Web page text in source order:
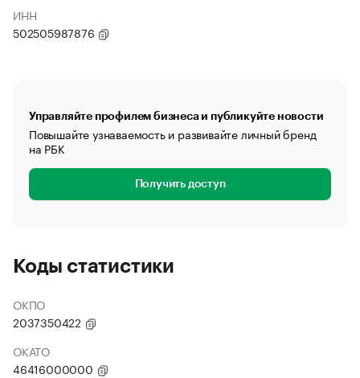
ИНН
502505987876
Управляйте профилем бизнеса и публикуйте новости
Повышайте узнаваемость и развивайте личный бренд
на РБК
Получить доступ
Коды статистики
ОКПО
2037350422
ОКАТО
46416000000